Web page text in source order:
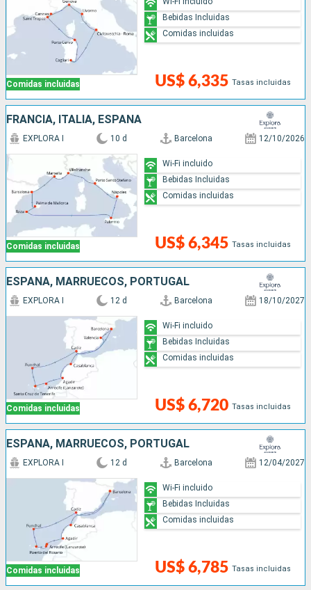
Comidas incluidas US$ 6,335 Tasas incluidas
Bebidas Incluidas
Comidas incluidas
FRANCIA, ITALIA, ESPAÑA
Comidas incluidas
EXPLORA I 10 d Barcelona 12/10/2026
US$ 6,345 Tasas incluidas
Wi-Fi incluido
Bebidas Incluidas
Comidas incluidas
ESPAÑA, MARRUECOS, PORTUGAL
Comidas incluidas
EXPLORA I 12 d Barcelona 18/10/2027
US$ 6,720 Tasas incluidas
Wi-Fi incluido
Bebidas Incluidas
Comidas incluidas
ESPAÑA, MARRUECOS, PORTUGAL
Comidas incluidas
EXPLORA I 12 d Barcelona 12/04/2027
US$ 6,785 Tasas incluidas
Wi-Fi incluido
Bebidas Incluidas
Comidas incluidas